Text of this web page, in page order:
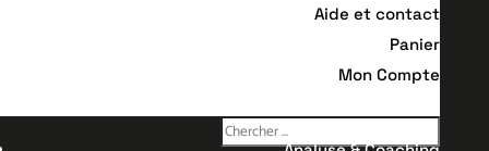
Aide et contact
Panier
Mon Compte